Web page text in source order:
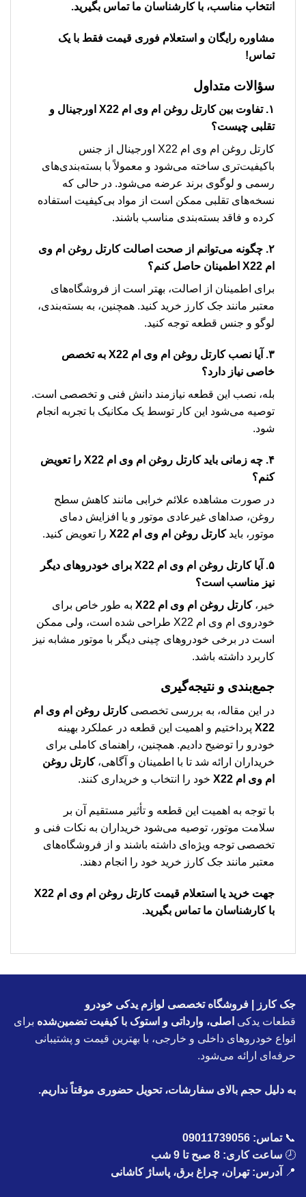
انتخاب مناسب، با کارشناسان ما تماس بگیرید.
مشاوره رایگان و استعلام فوری قیمت فقط با یک
تماس!
سؤالات متداول
۱. تفاوت بین كارتل روغن ام وی ام X22 اورجینال و
تقلبی چیست؟
كارتل روغن ام وی ام X22 اورجینال از جنس
باکیفیت‌تری ساخته می‌شود و معمولاً با بسته‌بندی‌های
رسمی و لوگوی برند عرضه می‌شود. در حالی که
نسخه‌های تقلبی ممکن است از مواد بی‌کیفیت استفاده
کرده و فاقد بسته‌بندی مناسب باشند.
۲. چگونه می‌توانم از صحت اصالت كارتل روغن ام وی
ام X22 اطمینان حاصل کنم؟
برای اطمینان از اصالت، بهتر است از فروشگاه‌های
معتبر مانند جک کارز خرید کنید. همچنین، به بسته‌بندی،
لوگو و جنس قطعه توجه کنید.
۳. آیا نصب كارتل روغن ام وی ام X22 به تخصص
خاصی نیاز دارد؟
بله، نصب این قطعه نیازمند دانش فنی و تخصصی است.
توصیه می‌شود این کار توسط یک مکانیک با تجربه انجام
شود.
۴. چه زمانی باید كارتل روغن ام وی ام X22 را تعویض
کنم؟
در صورت مشاهده علائم خرابی مانند کاهش سطح
روغن، صداهای غیرعادی موتور و یا افزایش دمای
موتور، بایدكارتل روغن ام وی ام X22 را تعویض کنید.
۵. آیا كارتل روغن ام وی ام X22 برای خودروهای دیگر
نیز مناسب است؟
خیر،كارتل روغن ام وی ام X22
به طور خاص برای
خودروی ام وی ام X22 طراحی شده است، ولی ممکن
است در برخی خودروهای چینی دیگر با موتور مشابه نیز
کاربرد داشته باشد.
جمع‌بندی و نتیجه‌گیری
در این مقاله، به بررسی تخصصیكارتل روغن ام وی ام
X22 پرداختیم و اهمیت این قطعه در عملکرد بهینه
خودرو را توضیح دادیم. همچنین، راهنمای کاملی برای
خریداران ارائه شد تا با اطمینان و آگاهی،كارتل روغن
ام وی ام X22
خود را انتخاب و خریداری کنند.
با توجه به اهمیت این قطعه و تأثیر مستقیم آن بر
سلامت موتور، توصیه می‌شود خریداران به نکات فنی و
تخصصی توجه ویژه‌ای داشته باشند و از فروشگاه‌های
معتبر مانند جک کارز خرید خود را انجام دهند.
جهت خرید یا استعلام قیمتكارتل روغن ام وی ام X22
با کارشناسان ما تماس بگیرید.
جک کارز | فروشگاه تخصصی لوازم یدکی خودرو
قطعات یدکی اصلی، وارداتی و استوک با کیفیت تضمین‌شده برای
انواع خودروهای داخلی و خارجی، با بهترین قیمت و پشتیبانی
حرفه‌ای ارائه می‌شود.
به دلیل حجم بالای سفارشات، تحویل حضوری موقتاً نداریم.
📞تماس: 09011739056
🕗 ساعت کاری: 8 صبح تا 9 شب
📍
آدرس: تهران، چراغ برق، پاساژ کاشانی